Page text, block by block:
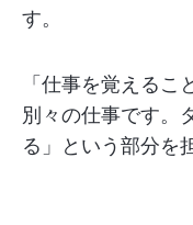
す。
「仕事を覚える
別々の仕事です。
る」という部分を